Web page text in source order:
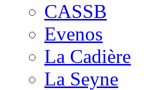
CASSB
Evenos
La Cadière
La Seyne